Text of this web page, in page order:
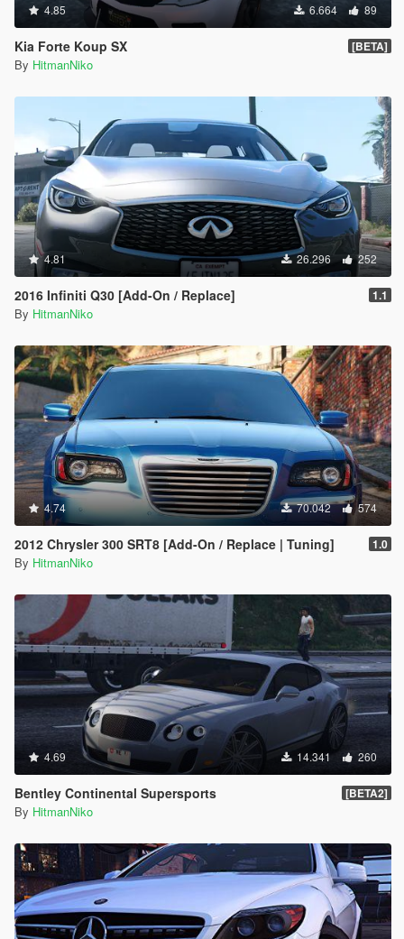
4.85 6.664 89
Kia Forte Koup SX [BETA]
By HitmanNiko
4.81 26.296 252
2016 Infiniti Q30 [Add-On / Replace] 1.1
By HitmanNiko
4.74 70.042 574
2012 Chrysler 300 SRT8 [Add-On / Replace | Tuning] 1.0
By HitmanNiko
4.69 14.341 260
Bentley Continental Supersports [BETA2]
By HitmanNiko